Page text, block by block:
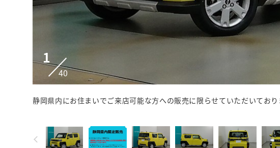
1
40
静岡県内にお住まいでご来店可能な方への販売に限らせていただいており